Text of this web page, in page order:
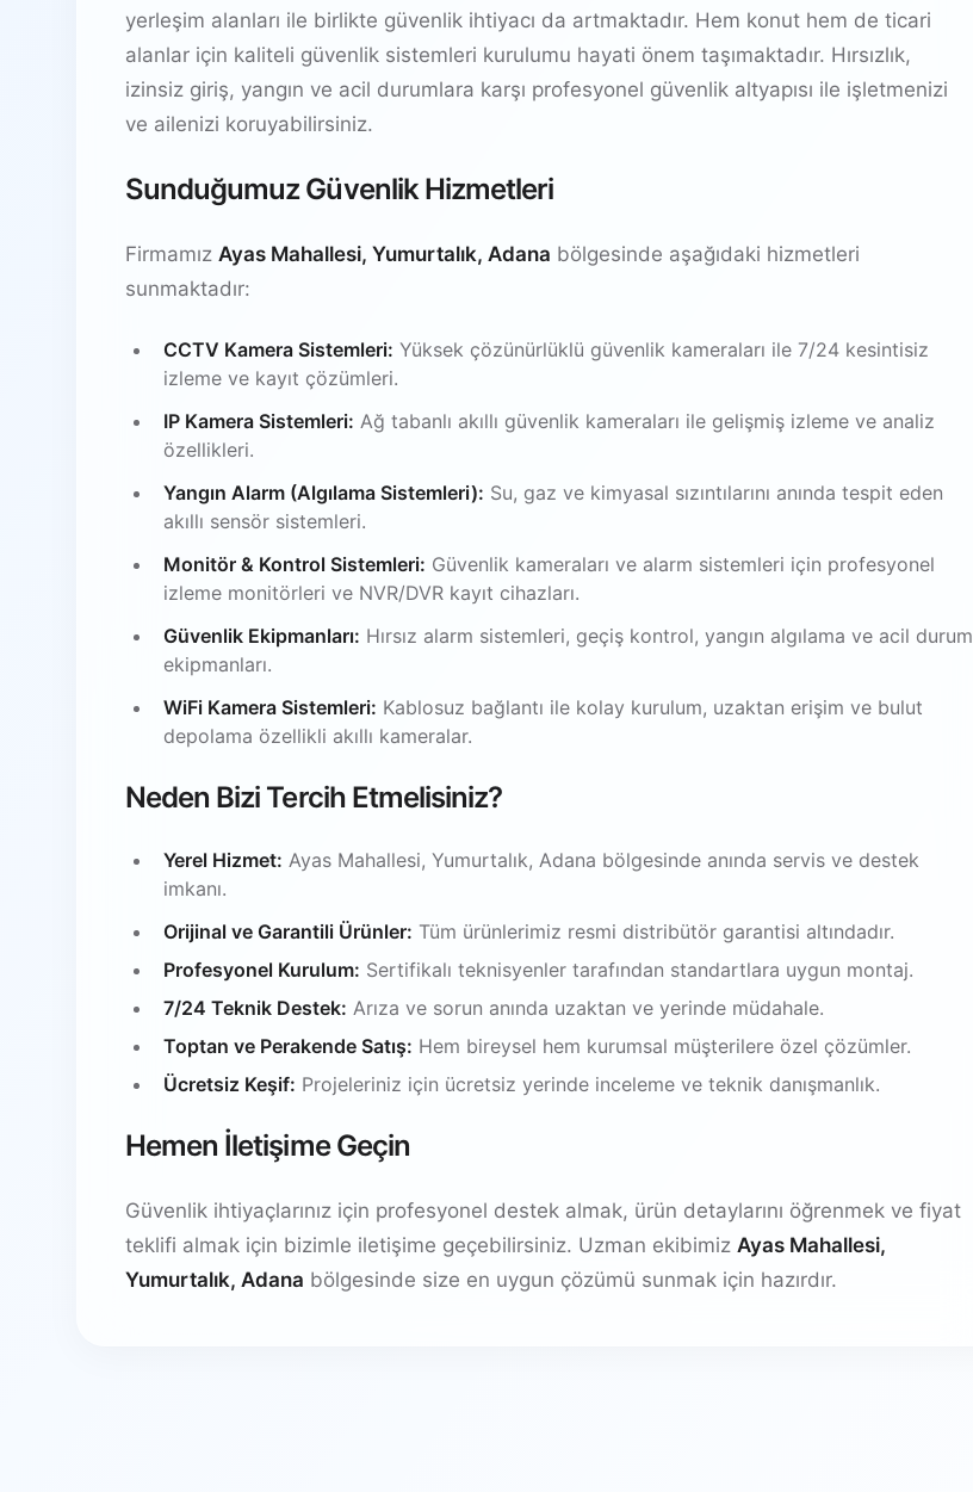
yerleşim alanları ile birlikte güvenlik ihtiyacı da artmaktadır. Hem konut hem de ticari
alanlar için kaliteli güvenlik sistemleri kurulumu hayati önem taşımaktadır. Hırsızlık,
izinsiz giriş, yangın ve acil durumlara karşı profesyonel güvenlik altyapısı ile işletmenizi
ve ailenizi koruyabilirsiniz.
Sunduğumuz Güvenlik Hizmetleri
Firmamız Ayas Mahallesi, Yumurtalık, Adana bölgesinde aşağıdaki hizmetleri
sunmaktadır:
CCTV Kamera Sistemleri: Yüksek çözünürlüklü güvenlik kameraları ile 7/24 kesintisiz
izleme ve kayıt çözümleri.
IP Kamera Sistemleri: Ağ tabanlı akıllı güvenlik kameraları ile gelişmiş izleme ve analiz
özellikleri.
Yangın Alarm (Algılama Sistemleri): Su, gaz ve kimyasal sızıntılarını anında tespit eden
akıllı sensör sistemleri.
Monitör & Kontrol Sistemleri: Güvenlik kameraları ve alarm sistemleri için profesyonel
izleme monitörleri ve NVR/DVR kayıt cihazları.
Güvenlik Ekipmanları: Hırsız alarm sistemleri, geçiş kontrol, yangın algılama ve acil durum
ekipmanları.
WiFi Kamera Sistemleri: Kablosuz bağlantı ile kolay kurulum, uzaktan erişim ve bulut
depolama özellikli akıllı kameralar.
Neden Bizi Tercih Etmelisiniz?
Yerel Hizmet: Ayas Mahallesi, Yumurtalık, Adana bölgesinde anında servis ve destek
imkanı.
Orijinal ve Garantili Ürünler: Tüm ürünlerimiz resmi distribütör garantisi altındadır.
Profesyonel Kurulum: Sertifikalı teknisyenler tarafından standartlara uygun montaj.
7/24 Teknik Destek: Arıza ve sorun anında uzaktan ve yerinde müdahale.
Toptan ve Perakende Satış: Hem bireysel hem kurumsal müşterilere özel çözümler.
Ücretsiz Keşif: Projeleriniz için ücretsiz yerinde inceleme ve teknik danışmanlık.
Hemen İletişime Geçin
Güvenlik ihtiyaçlarınız için profesyonel destek almak, ürün detaylarını öğrenmek ve fiyat
teklifi almak için bizimle iletişime geçebilirsiniz. Uzman ekibimiz Ayas Mahallesi,
Yumurtalık, Adana bölgesinde size en uygun çözümü sunmak için hazırdır.